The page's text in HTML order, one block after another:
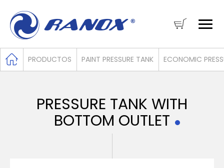
PRODUCTOS PAINT PRESSURE TANK ECONOMIC
PRESSURE TANK WITH
BOTTOM OUTLET